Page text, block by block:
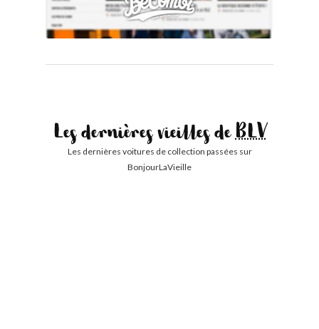
Les dernières vieilles deBLV
Les dernières voitures de collection passées sur
BonjourLaVieille